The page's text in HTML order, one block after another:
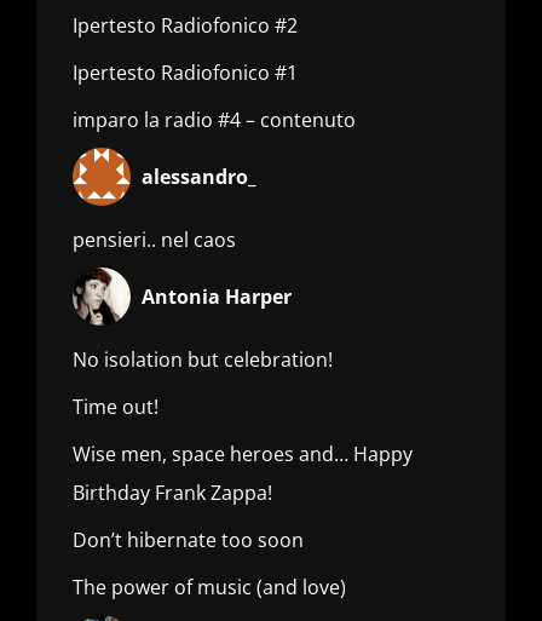
Ipertesto Radiofonico #2
Ipertesto Radiofonico #1
imparo la radio #4 – contenuto
alessandro_
pensieri.. nel caos
Antonia Harper
No isolation but celebration!
Time out!
Wise men, space heroes and… Happy
Birthday Frank Zappa!
Don’t hibernate too soon
The power of music (and love)